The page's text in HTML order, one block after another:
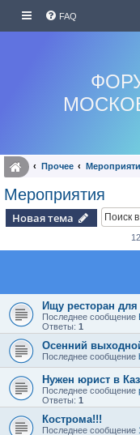
FAQ
Прочее
Мероприятия
Новая тема
Ищу ресторан
Последнее сообщение
Ответы: 1
Осенний
Последнее сообщение
Нужен юрист в
Последнее сообщение
Ответы: 1
Кострома!!!
Последнее сообщение